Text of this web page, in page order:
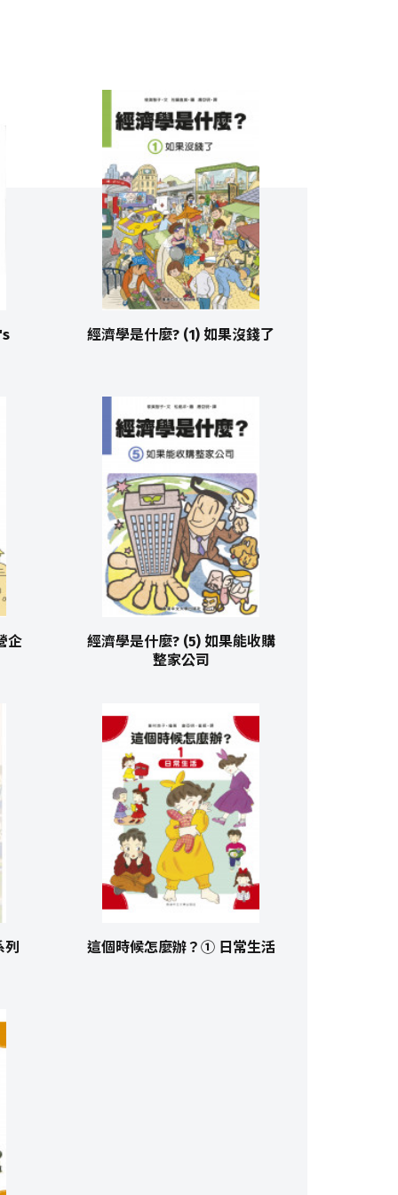
經濟學是什麼? (1) 如果沒錢了
企
經濟學是什麼? (5) 如果能收購
整家公司
這個時候怎麼辦？① 日常生活